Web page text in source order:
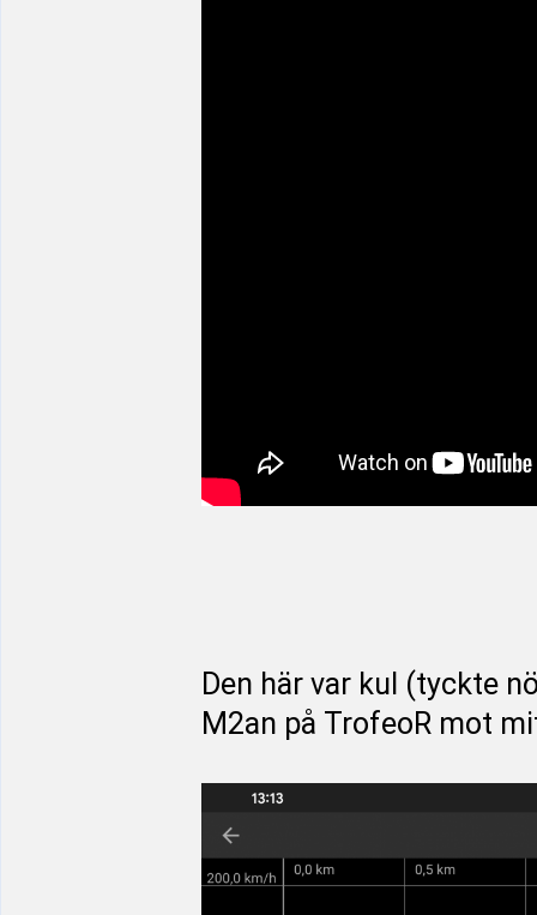
Den här var kul (tyckte
M2an på TrofeoR mot